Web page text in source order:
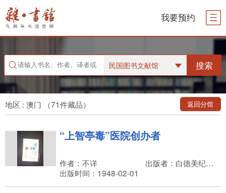
我要预约
民国图书文献馆 搜索
地区 : 澳门 （71件藏品） 返回分馆
“上智亭毒”医院创办者
作者：不详
出版者：白德美纪念出版社
出版时间：1948-02-01